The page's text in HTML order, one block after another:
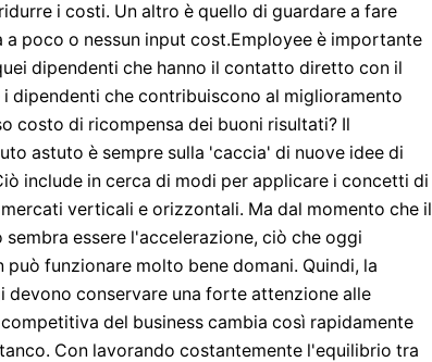
i costi. Un altro è quello di guardare a fare
poco o nessun input cost.Employee è importante
dipendenti che hanno il contatto diretto con il
dipendenti che contribuiscono al miglioramento
costo di ricompensa dei buoni risultati? Il
astuto è sempre sulla 'caccia' di nuove idee di
include in cerca di modi per applicare i concetti di
verticali e orizzontali. Ma dal momento che il
essere l'accelerazione, ciò che oggi
funzionare molto bene domani. Quindi, la
devono conservare una forte attenzione alle
del business cambia così rapidamente
Con lavorando costantemente l'equilibrio tra